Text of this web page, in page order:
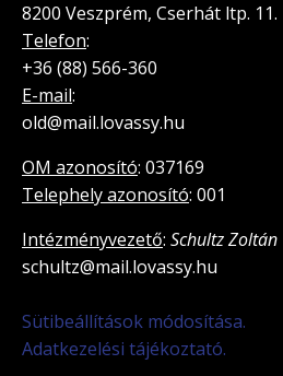
8200 Veszprém, Cserhát ltp. 11.
Telefon:
+36 (88) 566-360
E-mail:
old@mail.lovassy.hu
OM azonosító: 037169
Telephely azonosító: 001
Intézményvezető: Schultz Zoltán
schultz@mail.lovassy.hu
Sütibeállítások módosítása.
Adatkezelési tájékoztató.